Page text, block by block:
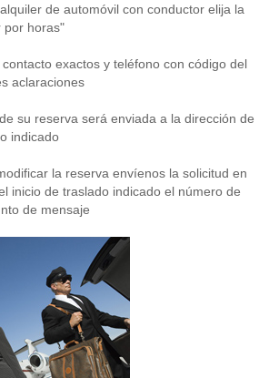
de automóvil con conductor elija la
por horas"
exactos y teléfono con código del
aclaraciones
su reserva será enviada a la dirección de
indicado
la reserva envíenos la solicitud en
inicio de traslado indicado el número de
de mensaje